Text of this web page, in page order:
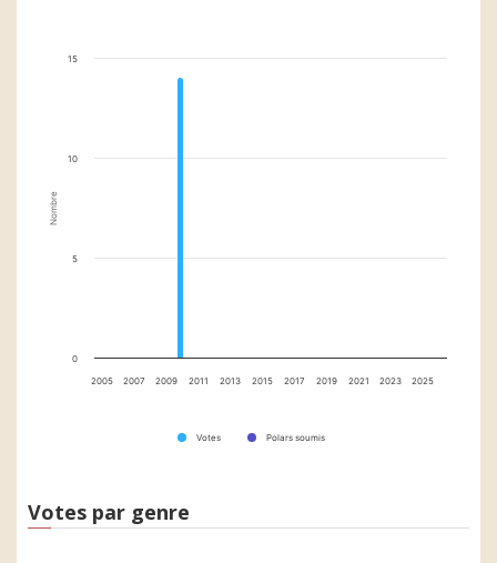
Nombre
Votes Polars soumis
2005 2007 2009 2011 2013 2015 2017 2019 2021 2023 2025
0
5
10
15
Votes par genre